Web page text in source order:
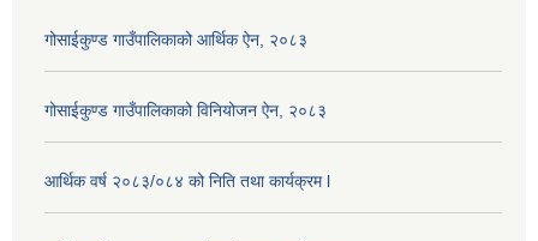
गोसाईकुण्ड गाउँपालिकाको आर्थिक ऐन, २०८३
गोसाईकुण्ड गाउँपालिकाको विनियोजन ऐन, २०८३
आर्थिक वर्ष २०८३/०८४ को निति तथा कार्यक्रम l